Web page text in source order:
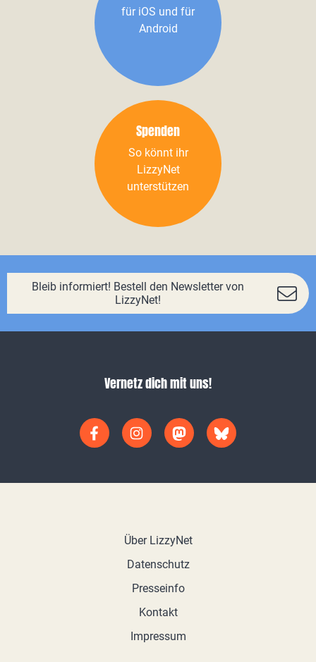
für iOS und für
Android
Spenden
So könnt ihr
LizzyNet
unterstützen
Bleib informiert! Bestell den Newsletter von
LizzyNet!
Vernetz dich mit uns!
Über LizzyNet
Datenschutz
Presseinfo
Kontakt
Impressum